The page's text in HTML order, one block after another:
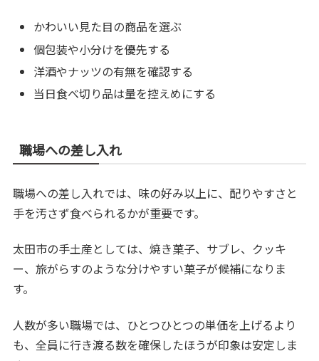
かわいい見た目の商品を選ぶ
個包装や小分けを優先する
洋酒やナッツの有無を確認する
当日食べ切り品は量を控えめにする
職場への差し入れ
職場への差し入れでは、味の好み以上に、配りやすさと
手を汚さず食べられるかが重要です。
太田市の手土産としては、焼き菓子、サブレ、クッキ
ー、旅がらすのような分けやすい菓子が候補になりま
す。
人数が多い職場では、ひとつひとつの単価を上げるより
も、全員に行き渡る数を確保したほうが印象は安定しま